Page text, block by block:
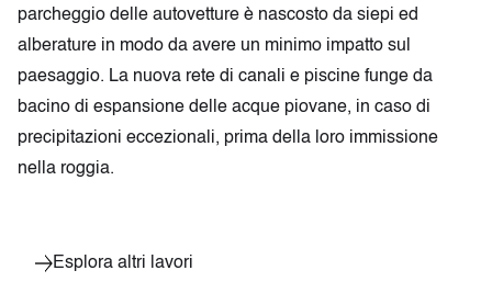
parcheggio delle autovetture è nascosto da siepi ed
alberature in modo da avere un minimo impatto sul
paesaggio. La nuova rete di canali e piscine funge da
bacino di espansione delle acque piovane, in caso di
precipitazioni eccezionali, prima della loro immissione
nella roggia.
Esplora altri lavori